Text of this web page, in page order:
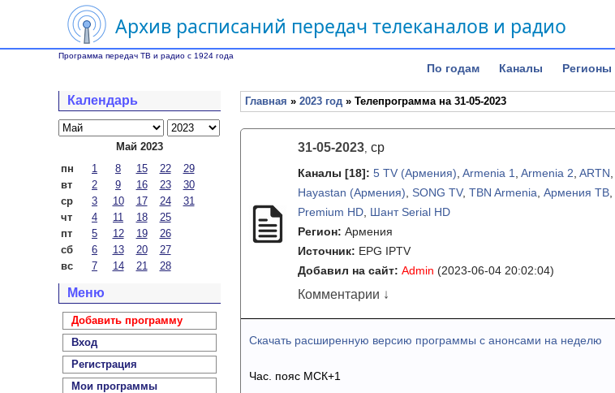
Архив расписаний передач телеканалов и радио
Программа передач ТВ и радио с 1924 года
По годам Каналы Регионы
Календарь
Май 2023
пн
1 8 15 22
29
вт
2 9 16 23
30
ср
3 10 17 24
31
чт
4 11 18
25
пт
5 12 19
26
сб
6 13 20
27
вс
7 14 21 28
Меню
Добавить программу
Вход
Регистрация
Мои программы
Главная » 2023 год » Телепрограмма на 31-05-2023
31-05-2023, ср
Каналы [18]: 5 TV (Армения) Armenia 1 Armenia 2 ARTN
Hayastan (Армения)
SONG TV, TBN Armenia Армения ТВ
Premium HD Шант Serial HD
Регион: Армения
Источник: EPG IPTV
Добавил на сайт: Admin (2023-06-04 20:02:04)
Комментарии ↓
Скачать расширенную версию программы с анонсами на неделю
Час. пояс МСК+1